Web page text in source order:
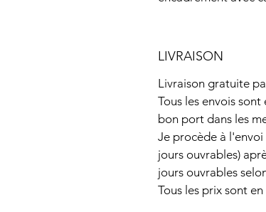
LIVRAISON
Livraison gratuite
Tous les envois
bon port dans les
Je procède à
jours ouvrables)
jours ouvrables
Tous les prix sont